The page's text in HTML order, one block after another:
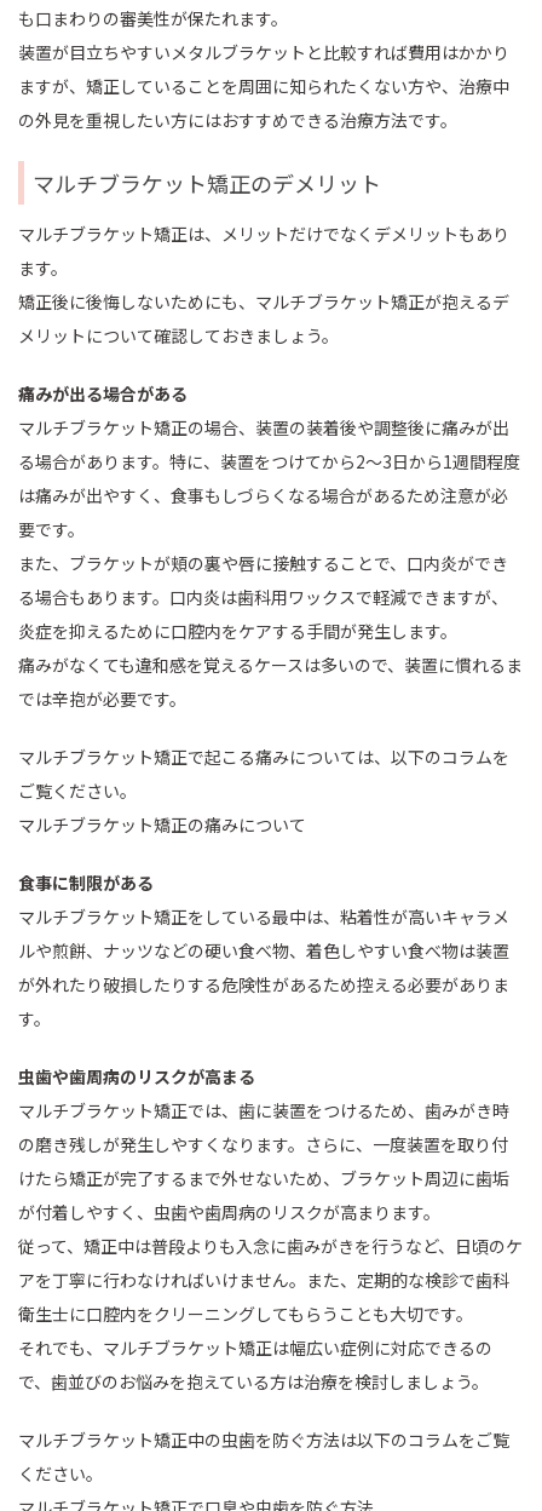
も口まわりの審美性が保たれます。
装置が目立ちやすいメタルブラケットと比較すれば費用はかかり
ますが、矯正していることを周囲に知られたくない方や、治療中
の外見を重視したい方にはおすすめできる治療方法です。
マルチブラケット矯正のデメリット
マルチブラケット矯正は、メリットだけでなくデメリットもあり
ます。
矯正後に後悔しないためにも、マルチブラケット矯正が抱えるデ
メリットについて確認しておきましょう。
痛みが出る場合がある
マルチブラケット矯正の場合、装置の装着後や調整後に痛みが出
る場合があります。特に、装置をつけてから2〜3日から1週間程度
は痛みが出やすく、食事もしづらくなる場合があるため注意が必
要です。
また、ブラケットが頬の裏や唇に接触することで、口内炎ができ
る場合もあります。口内炎は歯科用ワックスで軽減できますが、
炎症を抑えるために口腔内をケアする手間が発生します。
痛みがなくても違和感を覚えるケースは多いので、装置に慣れるま
では辛抱が必要です。
マルチブラケット矯正で起こる痛みについては、以下のコラムを
ご覧ください。
マルチブラケット矯正の痛みについて
食事に制限がある
マルチブラケット矯正をしている最中は、粘着性が高いキャラメ
ルや煎餅、ナッツなどの硬い食べ物、着色しやすい食べ物は装置
が外れたり破損したりする危険性があるため控える必要がありま
す。
虫歯や歯周病のリスクが高まる
マルチブラケット矯正では、歯に装置をつけるため、歯みがき時
の磨き残しが発生しやすくなります。さらに、一度装置を取り付
けたら矯正が完了するまで外せないため、ブラケット周辺に歯垢
が付着しやすく、虫歯や歯周病のリスクが高まります。
従って、矯正中は普段よりも入念に歯みがきを行うなど、日頃のケ
アを丁寧に行わなければいけません。また、定期的な検診で歯科
衛生士に口腔内をクリーニングしてもらうことも大切です。
それでも、マルチブラケット矯正は幅広い症例に対応できるの
で、歯並びのお悩みを抱えている方は治療を検討しましょう。
マルチブラケット矯正中の虫歯を防ぐ方法は以下のコラムをご覧
ください。